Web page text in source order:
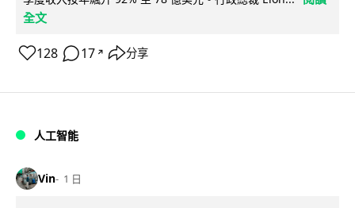
全文
128 17 ↗ 分享
人工智能
Vin 1 日